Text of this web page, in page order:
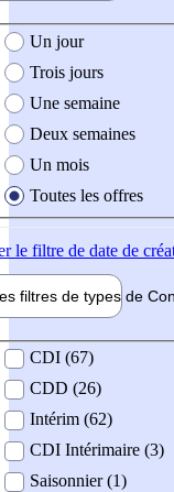
création de l'offre
Un jour
Trois jours
Une semaine
Deux semaines
Un mois
Toutes les offres
le filtre de date de
filtres de types de
contrat
CDI (67)
CDD (26)
Intérim (62)
CDI Intérimaire (3)
Saisonnier (1)